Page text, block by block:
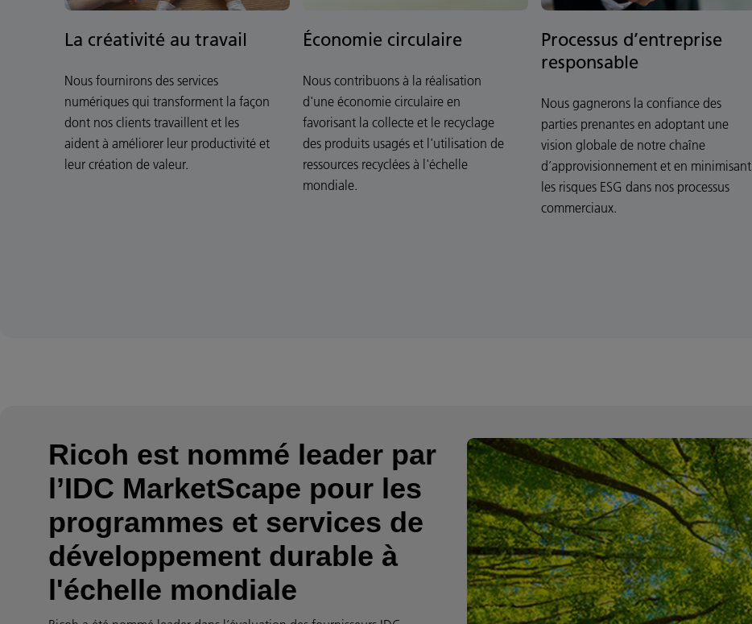
La créativité au travail
Nous fournirons des services
numériques qui transforment la façon
dont nos clients travaillent et les
aident à améliorer leur productivité et
leur création de valeur.
Économie circulaire
Nous contribuons à la réalisation
d'une économie circulaire en
favorisant la collecte et le recyclage
des produits usagés et l'utilisation de
ressources recyclées à l'échelle
mondiale.
Processus d’entreprise
responsable
Nous gagnerons la confiance des
parties prenantes en adoptant une
vision globale de notre chaîne
d’approvisionnement et en minimisant
les risques ESG dans nos processus
commerciaux.
Ricoh est nommé leader par
l’IDC MarketScape pour les
programmes et services de
développement durable à
l'échelle mondiale